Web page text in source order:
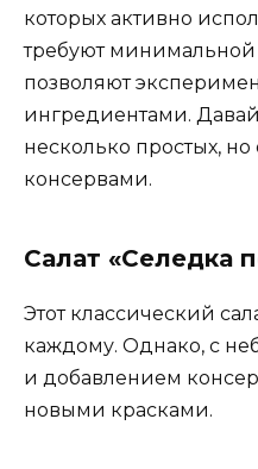
которых активно
требуют минимальной
позволяют
ингредиентами.
несколько простых, но
консервами.
Салат «Селедка
Этот классический
каждому. Однако, с
и добавлением
новыми красками.